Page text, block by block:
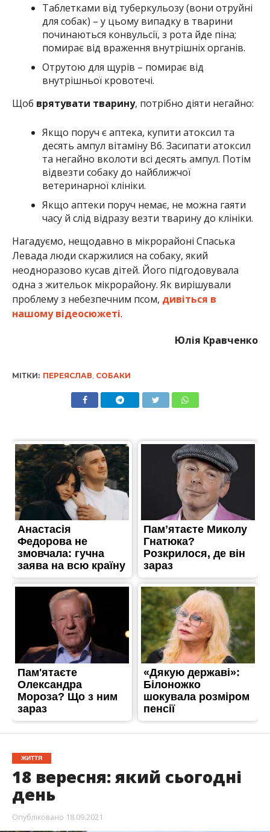
Таблетками від туберкульозу (вони отруйні
для собак) – у цьому випадку в тварини
починаються конвульсії, з рота йде піна;
помирає від враження внутрішніх органів.
Отрутою для щурів – помирає від
внутрішньої кровотечі.
Щоб врятувати тварину, потрібно діяти негайно:
Якщо поруч є аптека, купити атоксил та
десять ампул вітаміну В6. Засипати атоксил
та негайно вколоти всі десять ампул. Потім
відвезти собаку до найближчої
ветеринарної клініки.
Якщо аптеки поруч немає, не можна гаяти
часу й слід відразу везти тварину до клініки.
Нагадуємо, нещодавно в мікрорайоні Спаська
Левада люди скаржилися на собаку, який
неодноразово кусав дітей. Його підгодовувала
одна з жительок мікрорайону. Як вирішували
проблему з небезпечним псом, дивіться в
нашому відеосюжеті.
Юлія Кравченко
МІТКИ: ПЕРЕЯСЛАВ СОБАКИ
ЖИТТЯ
18 вересня: який сьогодні
день
Опубліковано 18.09.2021